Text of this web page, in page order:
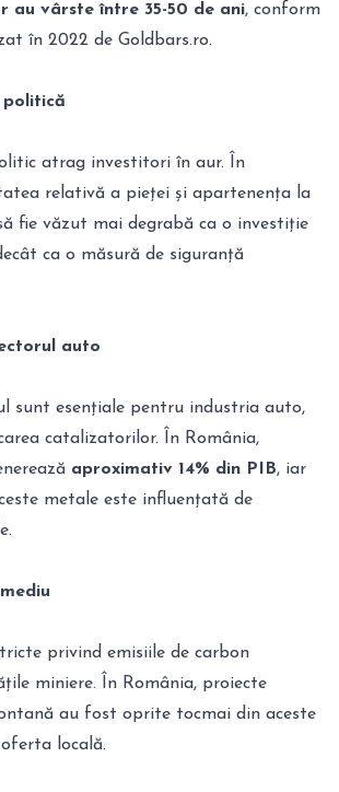
au vârste între 35-50 de ani, conform
în 2022 de Goldbars.ro.
atrag investitori în aur. În
relativă a pieței și apartenența la
fie văzut mai degrabă ca o investiție
ca o măsură de siguranță
auto
sunt esențiale pentru industria auto,
catalizatorilor. În România,
aproximativ 14% din PIB, iar
metale este influențată de
privind emisiile de carbon
miniere. În România, proiecte
au fost oprite tocmai din aceste
locală.